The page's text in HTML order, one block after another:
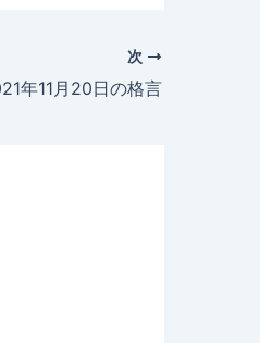
次
年11月20日の格言